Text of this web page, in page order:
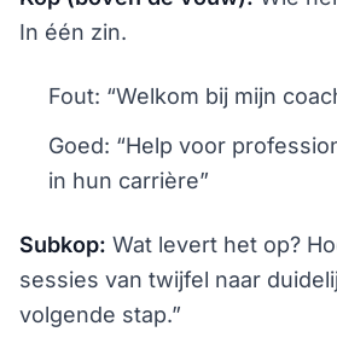
In één zin.
Fout: “Welkom bij mijn
Goed: “Help voor
in hun carrière”
Subkop: Wat levert het op?
sessies van twijfel naar
volgende stap.”